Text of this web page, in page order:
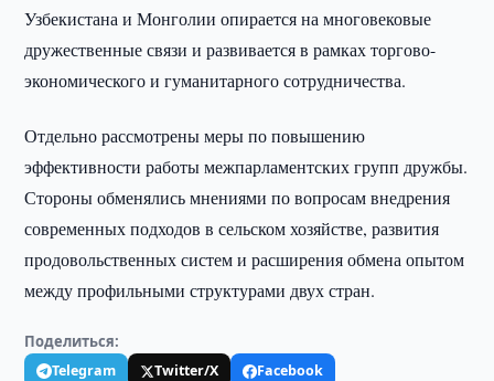
Узбекистана и Монголии опирается на многовековые
дружественные связи и развивается в рамках торгово-
экономического и гуманитарного сотрудничества.
Отдельно рассмотрены меры по повышению
эффективности работы межпарламентских групп дружбы.
Стороны обменялись мнениями по вопросам внедрения
современных подходов в сельском хозяйстве, развития
продовольственных систем и расширения обмена опытом
между профильными структурами двух стран.
Поделиться:
Telegram Twitter/X
Facebook